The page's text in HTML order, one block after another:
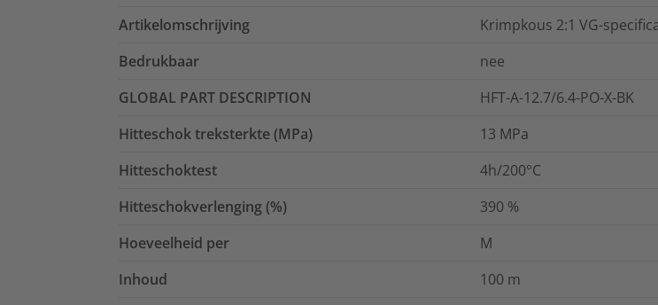
Artikelomschrijving
Krimpkous 2:1 VG-
Bedrukbaar
nee
GLOBAL PART DESCRIPTION
HFT-A-12.7/6.4-PO-X-BK
Hitteschok treksterkte (MPa)
13 MPa
Hitteschoktest
4h/200°C
Hitteschokverlenging (%)
390 %
Hoeveelheid per
M
Inhoud
100 m